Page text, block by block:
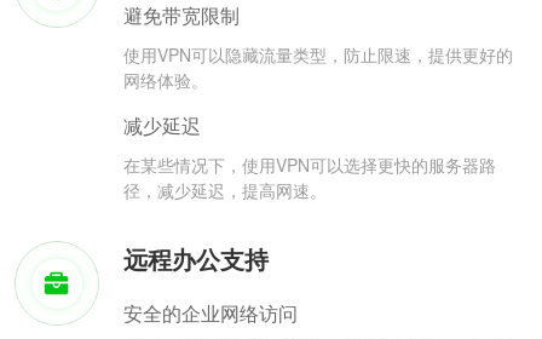
避免带宽限制
使用VPN可以隐藏流量类型，防止限速，提供更好的
网络体验。
减少延迟
在某些情况下，使用VPN可以选择更快的服务器路
径，减少延迟，提高网速。
远程办公支持
安全的企业网络访问